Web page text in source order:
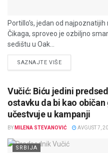
Portillo’s, jedan od
Čikaga, sproveo je ozbiljno
sedištu u Oak...
SAZNAJTE VIŠEDETAILS
Vučić: Biću jedini
ostavku da bi kao
učestvuje u kampanji
BY MILENA STEVANOVIĆ AVGUST 7,
SRBIJA